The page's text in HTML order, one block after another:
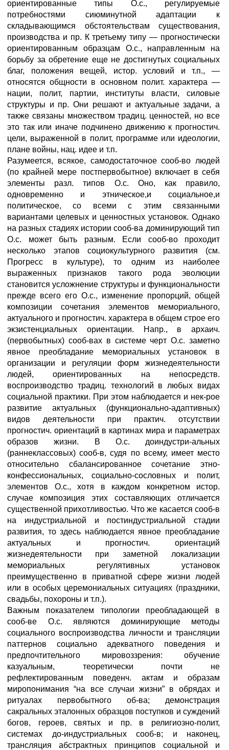
ориентированные типы О.с., регулируемые
потребностями сиюминутной адаптации к
складывающимся обстоятельствам существования,
производства и пр. К третьему типу — прогностически
ориентированным образцам О.с., направленным на
борьбу за обретение еще не достигнутых социальных
благ, положения вещей, истор. условий и т.п., —
относятся общности в основном полит. характера —
нации, полит, партии, институты власти, силовые
структуры и пр. Они решают и актуальные задачи, а
также связаны множеством традиц. ценностей, но все
это так или иначе подчинено движению к прогностич.
цели, выраженной в полит, программе или идеологии,
плане войны, нац. идее и т.п.
Разумеется, всякое, самодостаточное сооб-во людей
(по крайней мере постпервобытное) включает в себя
элементы разл. типов О.с. Оно, как правило,
одновременно и этническое,и социальное,и
политическое, со всеми с этим связанными
вариантами целевых и ценностных установок. Однако
на разных стадиях истории сооб-ва доминирующий тип
О.с. может быть разным. Если сооб-во проходит
несколько этапов социокультурного развития (см.
Прогресс в культуре), то одним из наиболее
выраженных признаков такого рода эволюции
становится усложнение структуры и функциональности
прежде всего его О.с., изменение пропорций, общей
композиции сочетания элементов мемориального,
актуального и прогностич. характера в общем строе его
экзистенциальных ориентации. Напр., в архаич.
(первобытных) сооб-вах в системе черт О.с. заметно
явное преобладание мемориальных установок в
организации и регуляции форм жизнедеятельности
людей, ориентированных на непосредств.
воспроизводство традиц. технологий в любых видах
социальной практики. При этом наблюдается и нек-рое
развитие актуальных (функционально-адаптивных)
видов деятельности при практич. отсутствии
прогностич. ориентаций в картинах мира и параметрах
образов жизни. В О.с. доиндустри-альных
(раннеклассовых) сооб-в, судя по всему, имеет место
относительно сбалансированное сочетание этно-
конфессиональных, социально-сословных и полит,
элементов О.с., хотя в каждом конкретном истор.
случае композиция этих составляющих отличается
существенной прихотливостью. Что же касается сооб-в
на индустриальной и постиндустриальной стадии
развития, то здесь наблюдается явное преобладание
актуальных и прогностич. ориентаций
жизнедеятельности при заметной локализации
мемориальных регулятивных установок
преимущественно в приватной сфере жизни людей
или в особых церемониальных ситуациях (праздники,
свадьбы, похороны и т.п.).
Важным показателем типологии преобладающей в
сооб-ве О.с. являются доминирующие методы
социального воспроизводства личности и трансляции
паттернов социально адекватного поведения и
предпочтительного мировоззрения: обучение
казуальным, теоретически почти не
рефлектированным поведенч. актам и образам
миропонимания “на все случаи жизни” в обрядах и
ритуалах первобытного об-ва; демонстрация
сакральных эталонных образцов поступков и суждений
богов, героев, святых и пр. в религиозно-полит,
системах до-индустриальных сооб-в; и наконец,
трансляция абстрактных принципов социальной и